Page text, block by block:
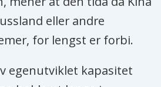
eller andre
for lengst er forbi.
egenutviklet kapasitet